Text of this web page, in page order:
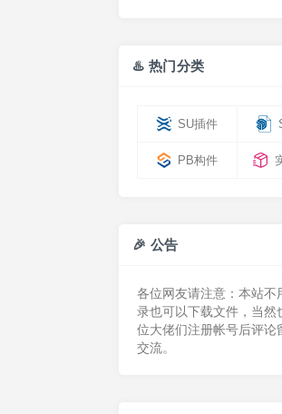
♨️ 热门分类
SU插件
PB构件
🎉 公告
各位网友请注意：本站不
录也可以下载文件，当然
位大佬们注册帐号后评论
交流。